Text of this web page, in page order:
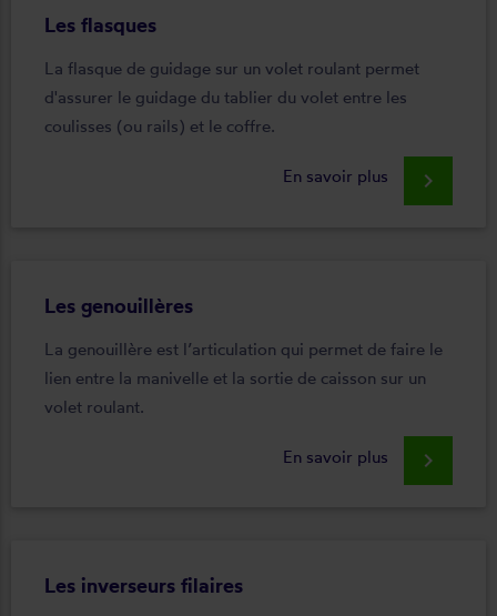
Les flasques
La flasque de guidage sur un volet roulant permet
d'assurer le guidage du tablier du volet entre les
coulisses (ou rails) et le coffre.
En savoir plus keyboard_arrow_right
Les genouillères
La genouillère est l’articulation qui permet de faire le
lien entre la manivelle et la sortie de caisson sur un
volet roulant.
En savoir plus keyboard_arrow_right
Les inverseurs filaires